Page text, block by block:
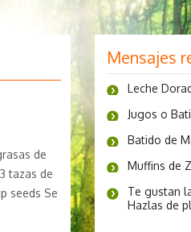
de
tazas de
seeds Se
Mensajes
Leche
Jugos o
Batido de
Muffins de
Te gustan
Hazlas de